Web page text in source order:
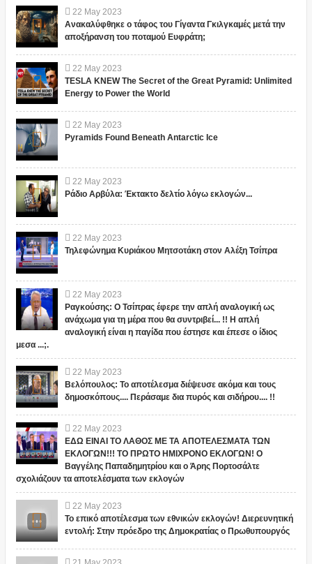
22 May 2023
Ανακαλύφθηκε ο τάφος του Γίγαντα Γκιλγκαμές μετά την
αποξήρανση του ποταμού Ευφράτη;
22 May 2023
TESLA KNEW The Secret of the Great Pyramid: Unlimited
Energy to Power the World
22 May 2023
Pyramids Found Beneath Antarctic Ice
22 May 2023
Ράδιο Αρβύλα: Έκτακτο δελτίο λόγω εκλογών...
22 May 2023
Τηλεφώνημα Κυριάκου Μητσοτάκη στον Αλέξη Τσίπρα
22 May 2023
Ραγκούσης: Ο Τσίπρας έφερε την απλή αναλογική ως
ανάχωμα για τη μέρα που θα συντριβεί... !! Η απλή
αναλογική είναι η παγίδα που έστησε και έπεσε ο ίδιος
μεσα ...;.
22 May 2023
Βελόπουλος: Το αποτέλεσμα διέψευσε ακόμα και τους
δημοσκόπους.... Περάσαμε δια πυρός και σιδήρου.... !!
22 May 2023
ΕΔΩ ΕΙΝΑΙ ΤΟ ΛΑΘΟΣ ΜΕ ΤΑ ΑΠΟΤΕΛΕΣΜΑΤΑ ΤΩΝ
ΕΚΛΟΓΩΝ!!! ΤΟ ΠΡΩΤΟ ΗΜΙΧΡΟΝΟ ΕΚΛΟΓΩΝ! Ο
Βαγγέλης Παπαδημητρίου και ο Άρης Πορτοσάλτε
σχολιάζουν τα αποτελέσματα των εκλογών
22 May 2023
Το επικό αποτέλεσμα των εθνικών εκλογών! Διερευνητική
εντολή: Στην πρόεδρο της Δημοκρατίας ο Πρωθυπουργός